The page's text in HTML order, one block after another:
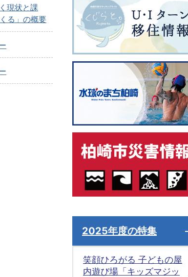
現状と課
る」の概要
2025年度の特集
笑顔ひろがる 子どもの屋
内遊び場「キッズマジッ